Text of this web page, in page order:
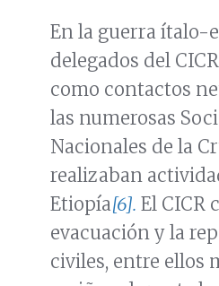
En la guerra ítalo-
delegados del
como contactos
las numerosas
Nacionales de la
realizaban
Etiopía[6]. El CICR
evacuación y la
civiles, entre ellos